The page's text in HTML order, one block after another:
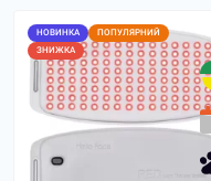
НОВИНКА
ПОПУЛЯРНИЙ
ЗНИЖКА